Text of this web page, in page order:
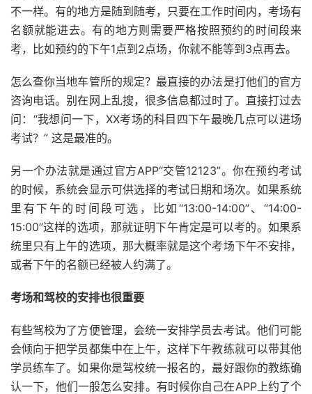
不一样。有的地方是随到随考，只要在工作时间内，考场有
名额就能进去。有的地方则需要严格按照预约的时间段来
考，比如预约的下午1点到2点场，你就不能等到3点再去。
怎么查你当地车管所的规定？最直接的办法是打他们的官方
咨询电话。别在网上乱搜，很多信息都过时了。直接打过去
问：“我想问一下，XX考场的科目四下午最晚几点可以进场
考试？” 这是最准的。
另一个办法就是通过官方APP“交管12123”。你在预约考试
的时候，系统会显示可供选择的考试日期和场次。如果系统
里有下午的时间段可选，比如“13:00-14:00”、“14:00-
15:00”这样的选项，那就证明下午肯定是可以考的。如果系
统里只有上午的选项，那大概率就是这个考场下午不安排，
或者下午的名额已经被人约满了。
考场和驾校的安排也很重要
有些驾校为了方便管理，会统一安排学员去考试。他们可能
会倾向于把学员都集中在上午，这样下午教练就可以带其他
学员练车了。如果你是驾校统一报名的，最好跟你的教练确
认一下，他们一般怎么安排。有时候你自己在APP上约了个